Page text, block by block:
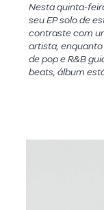
Nesta quinta-
seu EP solo de
contraste com
artista,
de pop e R&B
beats, álbum